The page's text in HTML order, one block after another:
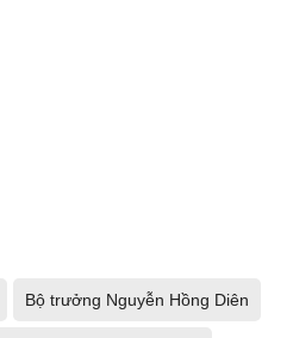
Bộ trưởng Nguyễn Hồng Diên